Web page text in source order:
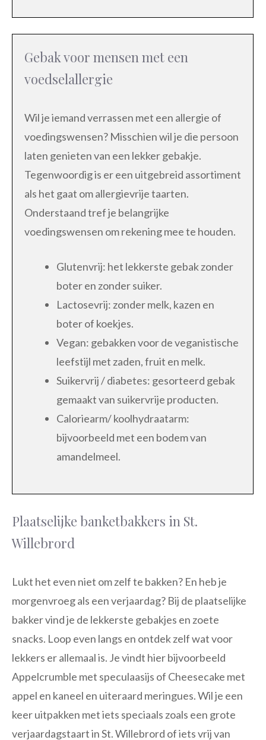
Gebak voor mensen met een
voedselallergie
Wil je iemand verrassen met een allergie of
voedingswensen? Misschien wil je die persoon
laten genieten van een lekker gebakje.
Tegenwoordig is er een uitgebreid assortiment
als het gaat om allergievrije taarten.
Onderstaand tref je belangrijke
voedingswensen om rekening mee te houden.
Glutenvrij: het lekkerste gebak zonder
boter en zonder suiker.
Lactosevrij: zonder melk, kazen en
boter of koekjes.
Vegan: gebakken voor de veganistische
leefstijl met zaden, fruit en melk.
Suikervrij / diabetes: gesorteerd gebak
gemaakt van suikervrije producten.
Caloriearm/ koolhydraatarm:
bijvoorbeeld met een bodem van
amandelmeel.
Plaatselijke banketbakkers in St.
Willebrord
Lukt het even niet om zelf te bakken? En heb je
morgenvroeg als een verjaardag? Bij de plaatselijke
bakker vind je de lekkerste gebakjes en zoete
snacks. Loop even langs en ontdek zelf wat voor
lekkers er allemaal is. Je vindt hier bijvoorbeeld
Appelcrumble met speculaasijs of Cheesecake met
appel en kaneel en uiteraard meringues. Wil je een
keer uitpakken met iets speciaals zoals een grote
verjaardagstaart in St. Willebrord of iets vrij van